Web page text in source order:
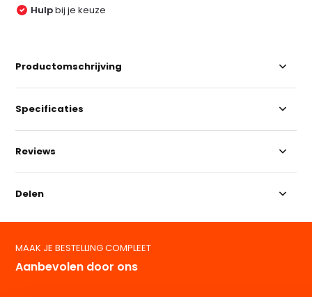
Hulpbij je keuze
Productomschrijving
Specificaties
Reviews
Delen
MAAK JE BESTELLING COMPLEET
Aanbevolen door ons